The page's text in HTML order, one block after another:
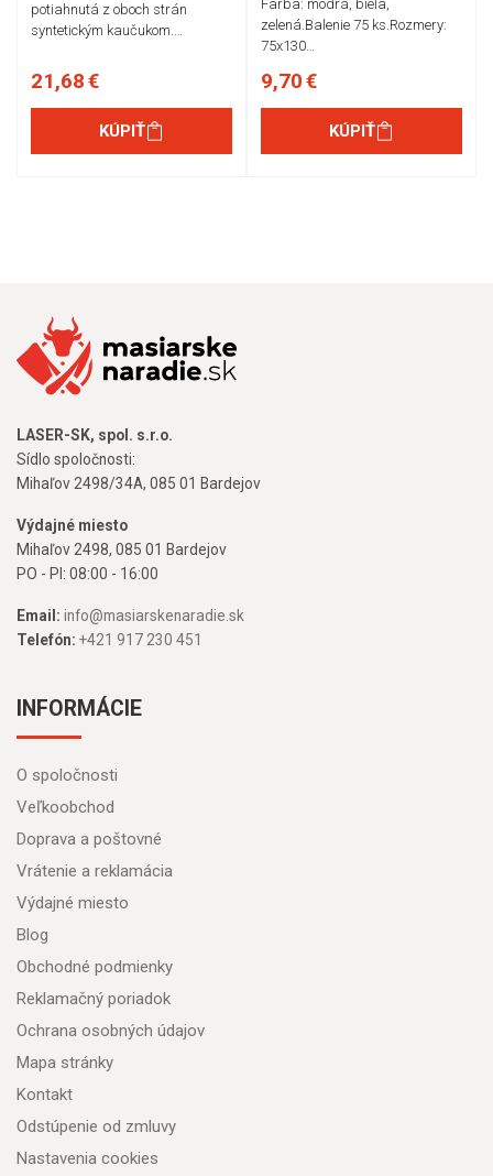
potiahnutá z oboch strán
syntetickým kaučukom.…
21,68 €
KÚPIŤ
Farba: modrá, biela,
zelená.Balenie 75 ks.Rozmery:
75x130…
9,70 €
KÚPIŤ
LASER-SK, spol. s.r.o.
Sídlo spoločnosti:
Mihaľov 2498/34A, 085 01 Bardejov
Výdajné miesto
Mihaľov 2498, 085 01 Bardejov
PO - PI: 08:00 - 16:00
Email: info@masiarskenaradie.sk
Telefón: +421 917 230 451
INFORMÁCIE
O spoločnosti
Veľkoobchod
Doprava a poštovné
Vrátenie a reklamácia
Výdajné miesto
Blog
Obchodné podmienky
Reklamačný poriadok
Ochrana osobných údajov
Mapa stránky
Kontakt
Odstúpenie od zmluvy
Nastavenia cookies